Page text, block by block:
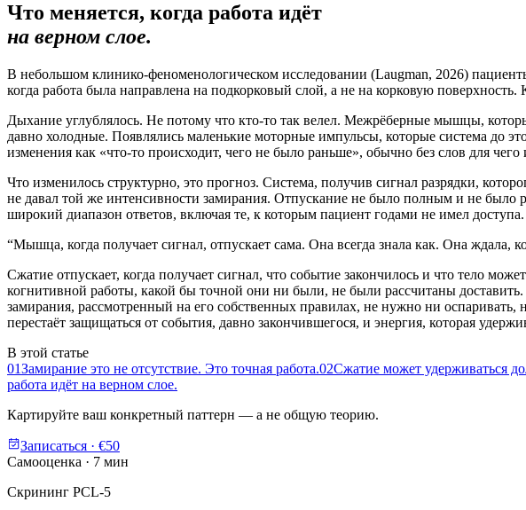
Что меняется, когда работа идёт
на верном слое.
В небольшом клинико-феноменологическом исследовании (Laugman, 2026)
когда работа была направлена на подкорковый слой, а не на корковую
Дыхание углублялось. Не потому что кто-то так велел. Межрёберные мышцы,
давно холодные. Появлялись маленькие моторные импульсы, которые система до
изменения как «что-то происходит, чего не было раньше», обычно без слов для чего
Что изменилось структурно, это прогноз. Система, получив сигнал разрядки,
не давал той же интенсивности замирания. Отпускание не было полным и не было
широкий диапазон ответов, включая те, к которым пациент годами не имел доступа.
“Мышца, когда получает сигнал, отпускает сама. Она всегда знала как. Она ждала,
Сжатие отпускает, когда получает сигнал, что событие закончилось и что тело
когнитивной работы, какой бы точной они ни были, не были рассчитаны
замирания, рассмотренный на его собственных правилах, не нужно ни
перестаёт защищаться от события, давно закончившегося, и энергия, которая
В этой статье
01Замирание это не отсутствие. Это точная работа.02Сжатие может удерживаться
работа идёт на верном слое.
Картируйте ваш конкретный паттерн — а не общую теорию.
Записаться · €50
Самооценка · 7 мин
Скрининг PCL-5